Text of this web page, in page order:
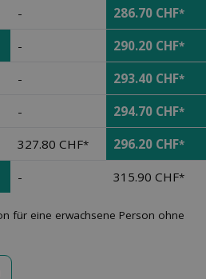
- 286.70 CHF*
- 290.20 CHF*
- 293.40 CHF*
- 294.70 CHF*
327.80 CHF* 296.20 CHF*
- 315.90 CHF*
für eine erwachsene Person ohne